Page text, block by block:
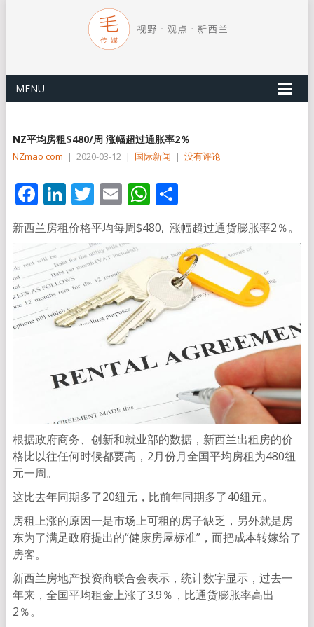
MENU
NZ平均房租$480/周 涨幅超过通胀率2％
NZmao com | 2020-03-12 | 国际新闻 | 没有评论
Facebook
LinkedIn
Twitter
EmailWhatsApp
分
享
新西兰房租价格平均每周$480, 涨幅超过通货膨胀率2％。
根据政府商务、创新和就业部的数据，新西兰出租房的价
格比以往任何时候都要高，2月份月全国平均房租为480纽
元一周。
这比去年同期多了20纽元，比前年同期多了40纽元。
房租上涨的原因一是市场上可租的房子缺乏，另外就是房
东为了满足政府提出的“健康房屋标准”，而把成本转嫁给了
房客。
新西兰房地产投资商联合会表示，统计数字显示，过去一
年来，全国平均租金上涨了3.9％，比通货膨胀率高出
2％。